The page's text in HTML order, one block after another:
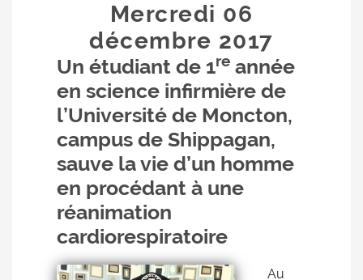
Mercredi 06
décembre 2017
Un étudiant de 1re année
en science infirmière de
l’Université de Moncton,
campus de Shippagan,
sauve la vie d’un homme
en procédant à une
réanimation
cardiorespiratoire
Au